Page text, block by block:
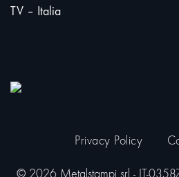
TV – Italia
© 2026 Metalstampi srl - IT-
Privacy Policy